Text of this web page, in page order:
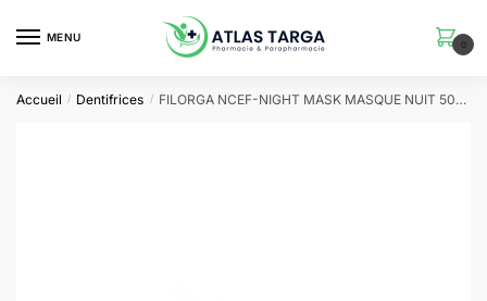
MENU
0
Accueil / Dentifrices / FILORGA NCEF-NIGHT MASK MASQUE NUIT 50ML